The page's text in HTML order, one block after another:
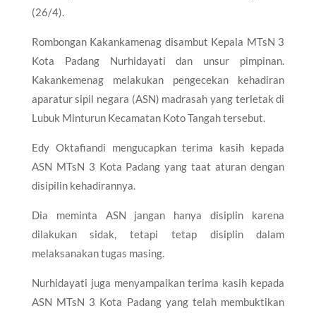
(26/4).
Rombongan Kakankamenag disambut Kepala MTsN 3
Kota Padang Nurhidayati dan unsur pimpinan.
Kakankemenag melakukan pengecekan kehadiran
aparatur sipil negara (ASN) madrasah yang terletak di
Lubuk Minturun Kecamatan Koto Tangah tersebut.
Edy Oktafiandi mengucapkan terima kasih kepada
ASN MTsN 3 Kota Padang yang taat aturan dengan
disipilin kehadirannya.
Dia meminta ASN jangan hanya disiplin karena
dilakukan sidak, tetapi tetap disiplin dalam
melaksanakan tugas masing.
Nurhidayati juga menyampaikan terima kasih kepada
ASN MTsN 3 Kota Padang yang telah membuktikan